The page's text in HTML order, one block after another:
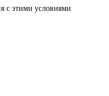
с этими условиями